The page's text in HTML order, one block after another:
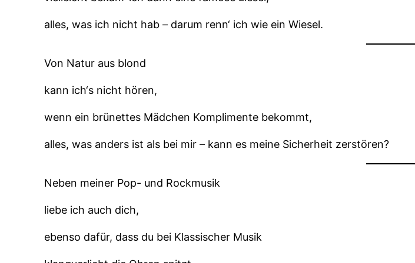
alles, was ich nicht hab – darum renn‘ ich wie ein Wiesel.
Von Natur aus blond
kann ich‘s nicht hören,
wenn ein brünettes Mädchen Komplimente bekommt,
alles, was anders ist als bei mir – kann es meine Sicherheit zerstören?
Neben meiner Pop- und Rockmusik
liebe ich auch dich,
ebenso dafür, dass du bei Klassischer Musik